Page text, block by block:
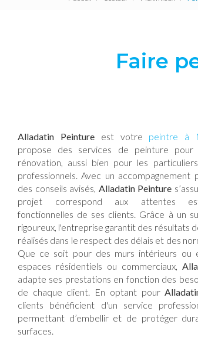
Faire
Alladatin Peinture est votre peintre à
propose des services de peinture
rénovation, aussi bien pour les
professionnels. Avec un accompagnement
des conseils avisés, Alladatin Peinture
projet correspond aux attentes
fonctionnelles de ses clients. Grâce à un
rigoureux, l'entreprise garantit des résultats
réalisés dans le respect des délais et des
Que ce soit pour des murs intérieurs ou
espaces résidentiels ou commerciaux,
adapte ses prestations en fonction des
de chaque client. En optant pour
clients bénéficient d'un service
permettant d’embellir et de protéger
surfaces.